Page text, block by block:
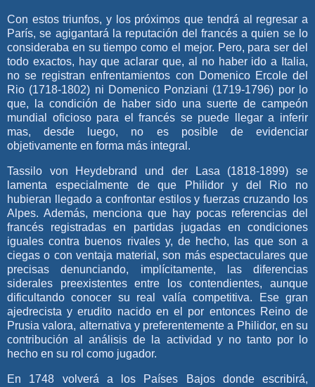
Con estos triunfos, y los próximos que tendrá al regresar a
París, se agigantará la reputación del francés a quien se lo
consideraba en su tiempo como el mejor. Pero, para ser del
todo exactos, hay que aclarar que, al no haber ido a Italia,
no se registran enfrentamientos con Domenico Ercole del
Rio (1718-1802) ni Domenico Ponziani (1719-1796) por lo
que, la condición de haber sido una suerte de campeón
mundial oficioso para el francés se puede llegar a inferir
mas, desde luego, no es posible de evidenciar
objetivamente en forma más integral.
Tassilo von Heydebrand und der Lasa (1818-1899) se
lamenta especialmente de que Philidor y del Rio no
hubieran llegado a confrontar estilos y fuerzas cruzando los
Alpes. Además, menciona que hay pocas referencias del
francés registradas en partidas jugadas en condiciones
iguales contra buenos rivales y, de hecho, las que son a
ciegas o con ventaja material, son más espectaculares que
precisas denunciando, implícitamente, las diferencias
siderales preexistentes entre los contendientes, aunque
dificultando conocer su real valía competitiva. Ese gran
ajedrecista y erudito nacido en el por entonces Reino de
Prusia valora, alternativa y preferentemente a Philidor, en su
contribución al análisis de la actividad y no tanto por lo
hecho en su rol como jugador.
En 1748 volverá a los Países Bajos donde escribirá,